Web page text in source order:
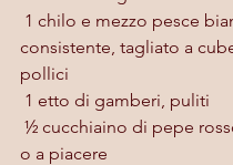
1 chilo e mezzo pesce
consistente, tagliato a
pollici
1 etto di gamberi, puliti
½ cucchiaino di pepe
o a piacere